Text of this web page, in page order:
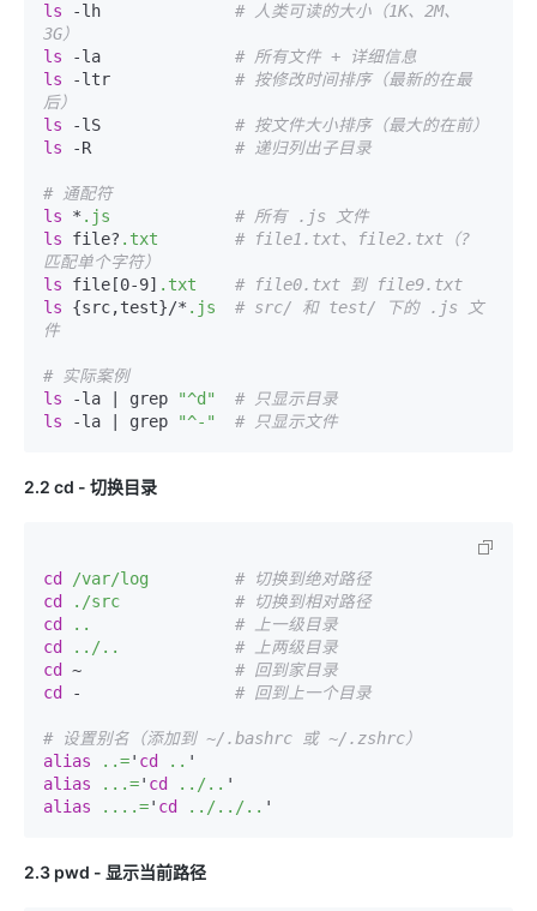
ls -lh # 人类可读的大小（1K、2M、
3G）
ls -la # 所有文件 + 详细信息
ls -ltr # 按修改时间排序（最新的在最
后）
ls -lS # 按文件大小排序（最大的在前）
ls -R # 递归列出子目录
# 通配符
ls * .js
# 所有 .js 文件
ls file? .txt
# file1.txt、file2.txt（?
匹配单个字符）
ls file[0-9] .txt
# file0.txt 到 file9.txt
ls {src,test}/* .js
# src/ 和 test/ 下的 .js 文
件
# 实际案例
ls -la | grep "^d"
# 只显示目录
ls -la | grep "^-" # 只显示文件
2.2 cd - 切换目录
cd /var/log
# 切换到绝对路径
cd
./src
# 切换到相对路径
cd
..
# 上一级目录
cd
../..
# 上两级目录
cd
~ # 回到家目录
cd
- # 回到上一个目录
# 设置别名（添加到 ~/.bashrc 或 ~/.zshrc）
alias
..=' cd ..
alias
...=' cd ../..
alias
....=' cd ../../..
2.3 pwd - 显示当前路径